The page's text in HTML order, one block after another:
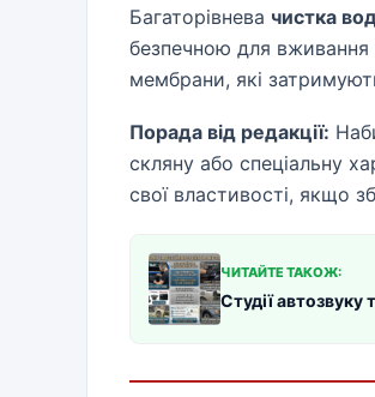
Багаторівнева чистка
безпечною для вживання
мембрани, які
Порада від редакції:
скляну або спеціальну
свої властивості, якщо
ЧИТАЙТЕ ТАКОЖ:
Студії